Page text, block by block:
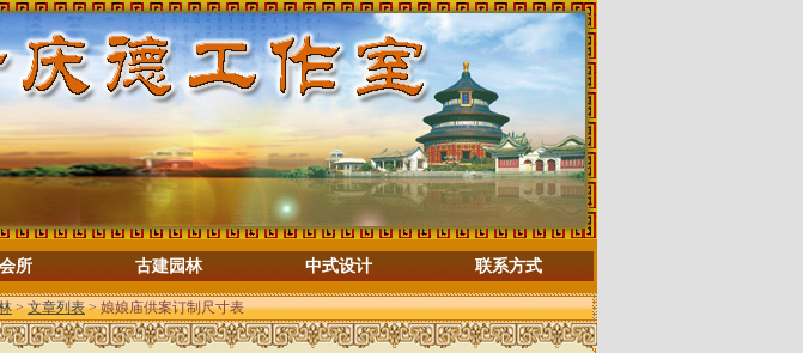
所 古建园林 中式设计 联系方式
>文章列表> 娘娘庙供案订制尺寸表